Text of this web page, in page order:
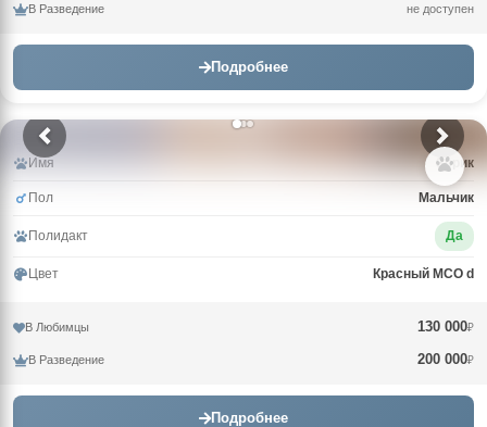
В Разведение не доступен
Подробнее
Имя Зорик
Пол Мальчик
Полидакт Да
Цвет Красный MCO d
В Любимцы 130 000₽
В Разведение 200 000₽
Подробнее